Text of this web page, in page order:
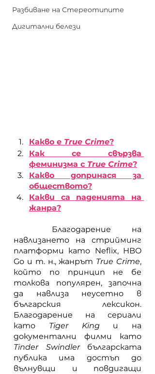
Разбиване на Стереотипите
Дигитални белези
Какво е True Crime?
Как се свързва
феминизма с True Crime?
Какво допринася за
обществото?
Какви са паденията на
жанра?
навлизането на стрийминг
платформи като Neflix, HBO
Go и т. н., жанрът True Crime,
който по принцип не бе
толкова популярен, започна
да навлиза неусетно в
българския лексикон.
Благодарение на сериали
като Tiger King и на
Tinder Swindler българската
публика има достъп до
вълнувщи и повдигащи